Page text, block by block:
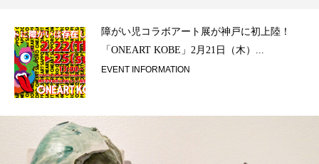
障がい児コラボアート展が神戸に初上陸！
「ONEART KOBE」2月21日（木）...
EVENT INFORMATION